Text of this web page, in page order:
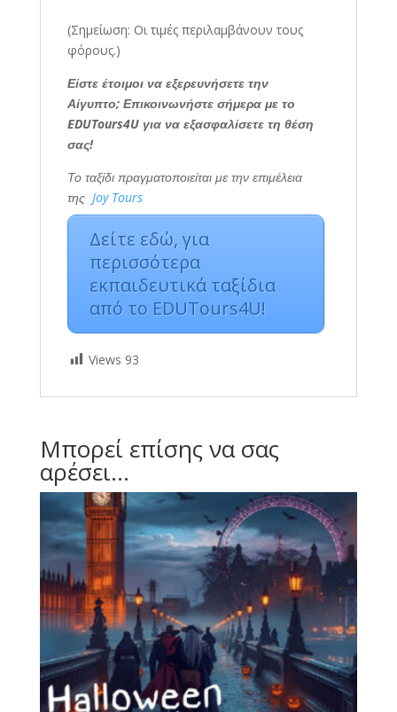
(Σημείωση: Οι τιμές περιλαμβάνουν τους
φόρους.)
Είστε έτοιμοι να εξερευνήσετε την
Αίγυπτο; Επικοινωνήστε σήμερα με το
EDUTours4U για να εξασφαλίσετε τη θέση
σας!
Το ταξίδι πραγματοποιείται με την επιμέλεια
της Joy Tours
Δείτε εδώ, για
περισσότερα
εκπαιδευτικά ταξίδια
από το EDUTours4U!
Views 93
Μπορεί επίσης να σας
αρέσει…